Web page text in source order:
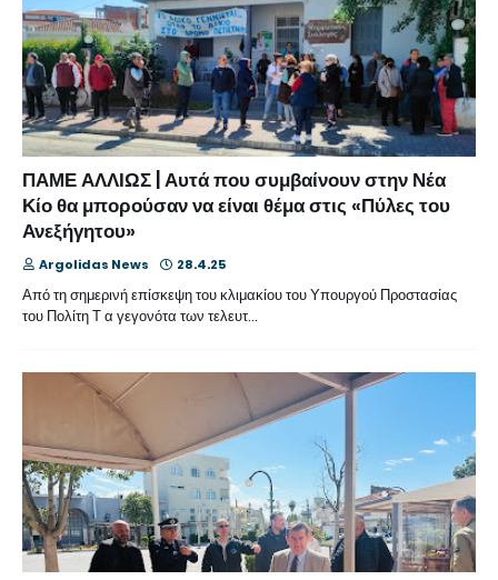
ΠΑΜΕ ΑΛΛΙΩΣ | Αυτά που συμβαίνουν στην Νέα
Κίο θα μπορούσαν να είναι θέμα στις «Πύλες του
Ανεξήγητου»
Argolidas News 28.4.25
Από τη σημερινή επίσκεψη του κλιμακίου του Υπουργού Προστασίας
του Πολίτη Τ α γεγονότα των τελευτ…